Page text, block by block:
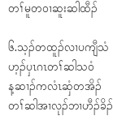
တၢ်မူတဝၢဆူးဆါထီၣ်
၆.သ့ၣ်တထူၣ်လၢပကျီသံ
ဟ့ၣ်ၦၤဂၤတၢ်ဆါသဝံ
န့ဆၢၣ်ကလံၤဆှံတအိၣ်
တၢ်ဆါအၢလုၣ်ဘၢဟီၣ်ခိၣ်